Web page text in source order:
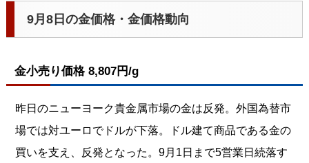
9月8日の金価格・金価格動向
金小売り価格 8,807円/g
昨日のニューヨーク貴金属市場の金は反発。外国為替市
場では対ユーロでドルが下落。ドル建て商品である金の
買いを支え、反発となった。9月1日まで5営業日続落す